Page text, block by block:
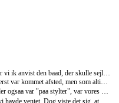
Farvel til Dragon Inn og ud til Uncle Chang, hvor vi ik anvist den baad, der skulle sejle os til deres guesthouse paa Mabul Island.
Men afsted kom vi da, og det var en virkelig smuk tur. Det er ikke for ingen ting de kalder Semporna for byen med taeerene i vandet, for alle huse langs kysten ligger praktisk taget
Da vi ankom til det noget primitive guesthouse, der ogsaa var "paa stylter", var vores foerste tanke - oev at vi kun har en nat her! Det var virkelig laekkert.. Vi ankom lige til morgenmaden, som dog ikke var noget at raabe hurra for. Hvidt brod og Maggi-nudler. Men vi havde givet RM80 (ca. 140kr.) hver for en overnatning med alle maaltider inkluderet, saa lidt fik vi da ned.